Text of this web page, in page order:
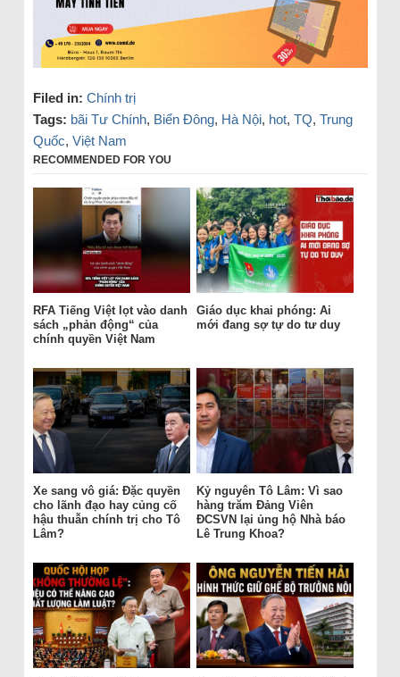
Filed in: Chính trị
Tags: bãi Tư Chính, Biển Đông, Hà Nội, hot, TQ, Trung
Quốc, Việt Nam
RECOMMENDED FOR YOU
RFA Tiếng Việt lọt vào danh
sách „phản động“ của
chính quyền Việt Nam
Giáo dục khai phóng: Ai
mới đang sợ tự do tư duy
Xe sang vô giá: Đặc quyền
cho lãnh đạo hay củng cố
hậu thuẫn chính trị cho Tô
Lâm?
Kỷ nguyên Tô Lâm: Vì sao
hàng trăm Đảng Viên
ĐCSVN lại ủng hộ Nhà báo
Lê Trung Khoa?